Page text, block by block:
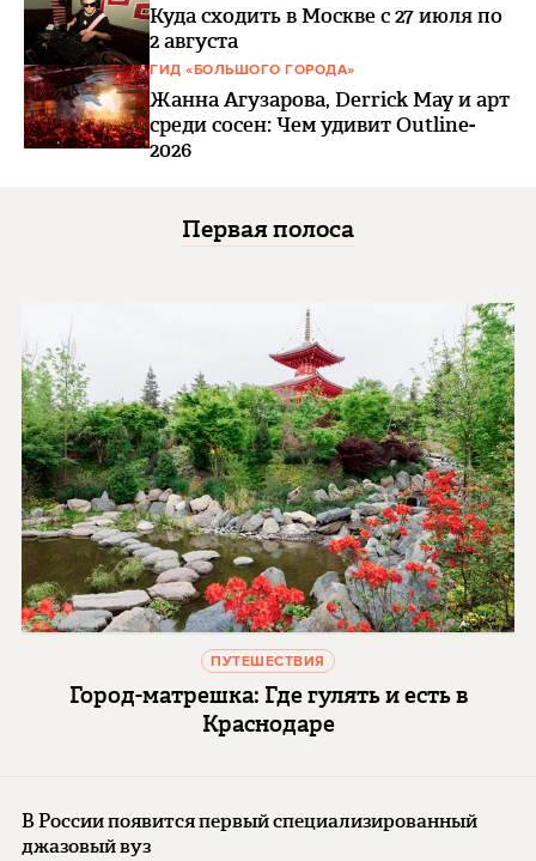
Куда сходить в Москве с 27 июля по
2 августа
ГИД «БОЛЬШОГО ГОРОДА»
Жанна Агузарова, Derrick May и арт
среди сосен: Чем удивит Outline-
2026
Первая полоса
ПУТЕШЕСТВИЯ
Город-матрешка: Где гулять и есть в
Краснодаре
В России появится первый специализированный
джазовый вуз